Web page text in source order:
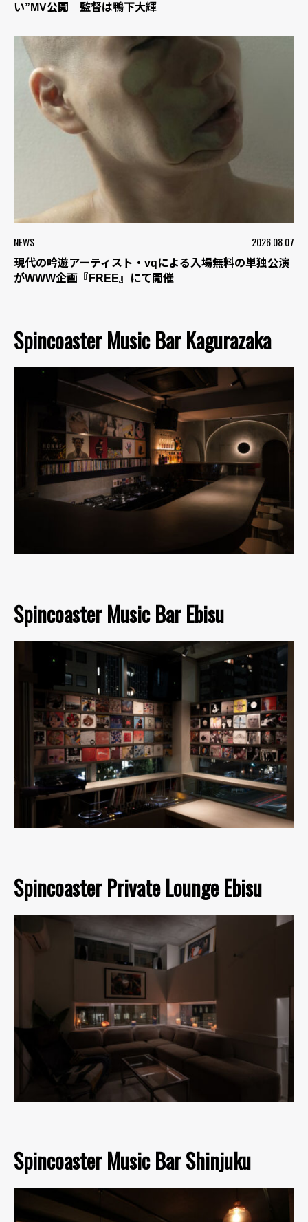
い”MV公開 監督は鴨下大輝
NEWS 2026.08.07
現代の吟遊アーティスト・vqによる入場無料の単独公演
がWWW企画『FREE』にて開催
Spincoaster Music Bar Kagurazaka
Spincoaster Music Bar Ebisu
Spincoaster Private Lounge Ebisu
Spincoaster Music Bar Shinjuku